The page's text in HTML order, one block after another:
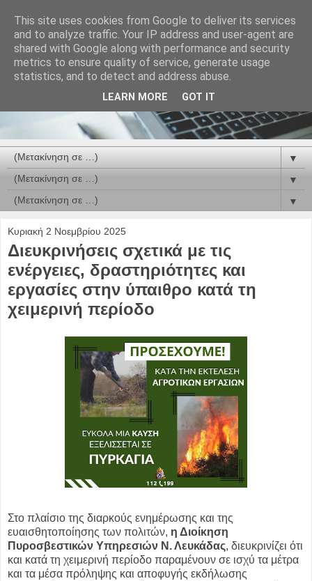
▼
▼
▼
Κυριακή 2 Νοεμβρίου 2025
Διευκρινήσεις σχετικά με τις
ενέργειες, δραστηριότητες και
εργασίες στην ύπαιθρο κατά τη
χειμερινή περίοδο
Στο πλαίσιο της διαρκούς ενημέρωσης και της
ευαισθητοποίησης των πολιτών, η Διοίκηση
Πυροσβεστικών Υπηρεσιών Ν. Λευκάδας, διευκρινίζει ότι
και κατά τη χειμερινή περίοδο παραμένουν σε ισχύ τα μέτρα
και τα μέσα πρόληψης και αποφυγής εκδήλωσης
This site uses cookies from Google to deliver its services
and to analyze traffic. Your IP address and user-agent are
shared with Google along with performance and security
metrics to ensure quality of service, generate usage
statistics, and to detect and address abuse.
LEARN MORE GOT IT